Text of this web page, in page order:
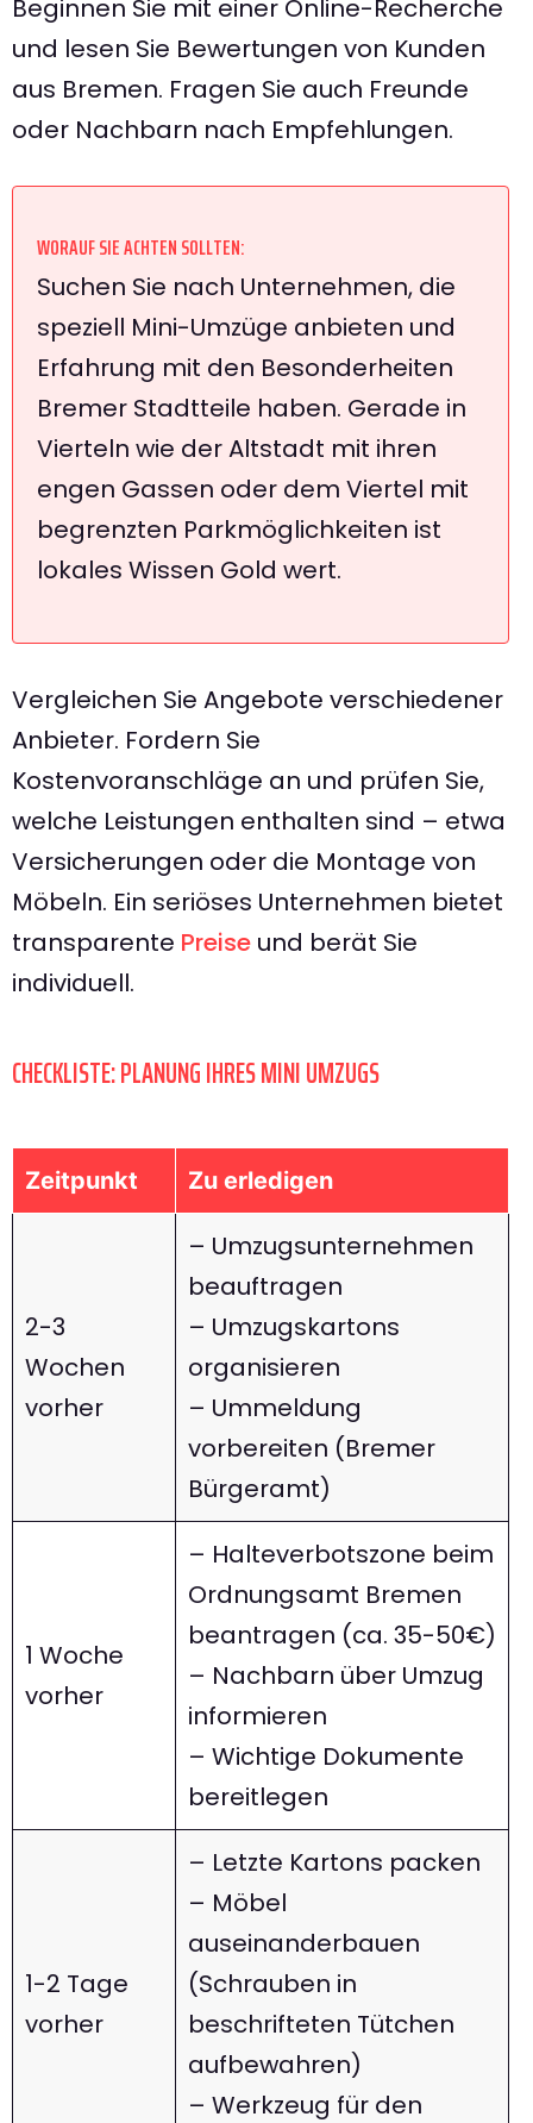
Beginnen Sie mit einer Online-Recherche
und lesen Sie Bewertungen von Kunden
aus Bremen. Fragen Sie auch Freunde
oder Nachbarn nach Empfehlungen.
WORAUF SIE ACHTEN SOLLTEN:
Suchen Sie nach Unternehmen, die
speziell Mini-Umzüge anbieten und
Erfahrung mit den Besonderheiten
Bremer Stadtteile haben. Gerade in
Vierteln wie der Altstadt mit ihren
engen Gassen oder dem Viertel mit
begrenzten Parkmöglichkeiten ist
lokales Wissen Gold wert.
Vergleichen Sie Angebote verschiedener
Anbieter. Fordern Sie
Kostenvoranschläge an und prüfen Sie,
welche Leistungen enthalten sind – etwa
Versicherungen oder die Montage von
Möbeln. Ein seriöses Unternehmen bietet
transparente Preise und berät Sie
individuell.
CHECKLISTE: PLANUNG IHRES MINI UMZUGS
Zeitpunkt Zu erledigen
2-3
Wochen
vorher
– Umzugsunternehmen
beauftragen
– Umzugskartons
organisieren
– Ummeldung
vorbereiten (Bremer
Bürgeramt)
1 Woche
vorher
– Halteverbotszone beim
Ordnungsamt Bremen
beantragen (ca. 35-50€)
– Nachbarn über Umzug
informieren
– Wichtige Dokumente
bereitlegen
1-2 Tage
vorher
– Letzte Kartons packen
– Möbel
auseinanderbauen
(Schrauben in
beschrifteten Tütchen
aufbewahren)
– Werkzeug für den